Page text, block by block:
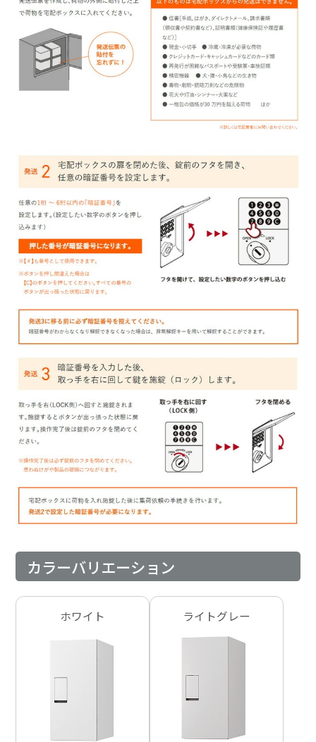
カラーバリエーション
ホワイト ライトグレー